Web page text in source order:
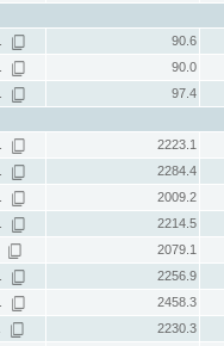
90.6
90.0
97.4
2223.1
2284.4
2009.2
2214.5
2079.1
2256.9
2458.3
2230.3